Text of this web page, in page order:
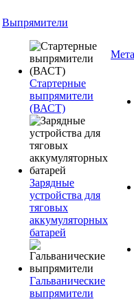
Выпрямители
Стартерные
выпрямители
(ВАСТ)
Зарядные
устройства для
тяговых
аккумуляторных
батарей
Гальванические
выпрямители